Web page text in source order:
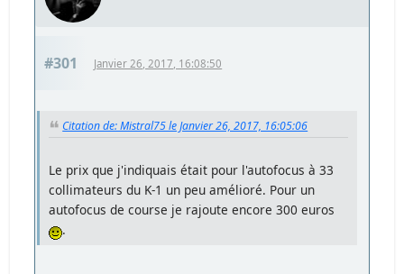
#301 Janvier 26, 2017, 16:08:50
Citation de: Mistral75 le Janvier 26, 2017, 16:05:06
Le prix que j'indiquais était pour l'autofocus à 33
collimateurs du K-1 un peu amélioré. Pour un
autofocus de course je rajoute encore 300 euros
.